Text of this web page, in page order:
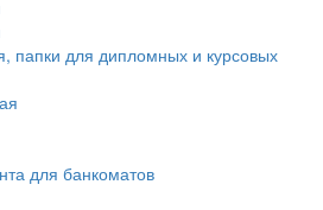
папки для дипломных и курсовых
для банкоматов